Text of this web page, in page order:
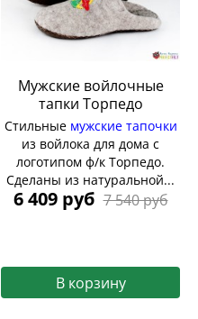
Мужские войлочные
тапки Торпедо
Стильные мужские тапочки
из войлока для дома с
логотипом ф/к Торпедо.
Сделаны из натуральной...
6 409 руб 7 540 руб
В корзину
Купить